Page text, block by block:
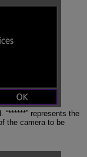
represents the
the camera to be